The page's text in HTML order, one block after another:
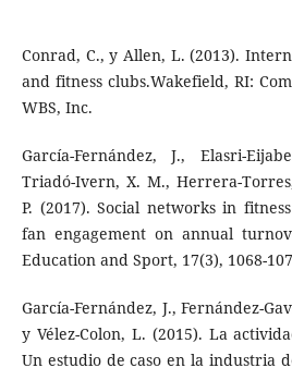
Conrad, C., y Allen, L. (2013).
and fitness clubs.Wakefield, RI:
WBS, Inc.
García-Fernández, J., Elasri-
Triadó-Ivern, X. M., Herrera-
P. (2017). Social networks in
fan engagement on annual
Education and Sport, 17(3), 1068-
García-Fernández, J., Fernández-
y Vélez-Colon, L. (2015). La
Un estudio de caso en la industria